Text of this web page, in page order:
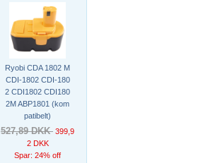
Ryobi CDA 1802 M
CDI-1802 CDI-180
2 CDI1802 CDI180
2M ABP1801 (kom
patibelt)
527,89 DKK 399,9
2 DKK
Spar: 24% off